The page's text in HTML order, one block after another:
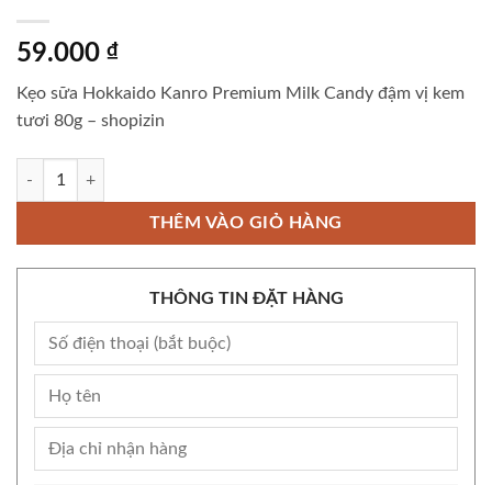
59.000 ₫
Kẹo sữa Hokkaido Kanro Premium Milk Candy đậm vị kem
tươi 80g – shopizin
Còn kho Bộ Kẹo sữa Hokkaido Kanro Premium Milk Candy đậm vị
THÊM VÀO GIỎ HÀNG
THÔNG TIN ĐẶT HÀNG